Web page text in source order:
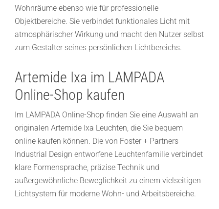
Wohnräume ebenso wie für professionelle
Objektbereiche. Sie verbindet funktionales Licht mit
atmosphärischer Wirkung und macht den Nutzer selbst
zum Gestalter seines persönlichen Lichtbereichs.
Artemide Ixa im LAMPADA
Online-Shop kaufen
Im LAMPADA Online-Shop finden Sie eine Auswahl an
originalen Artemide Ixa Leuchten, die Sie bequem
online kaufen können. Die von Foster + Partners
Industrial Design entworfene Leuchtenfamilie verbindet
klare Formensprache, präzise Technik und
außergewöhnliche Beweglichkeit zu einem vielseitigen
Lichtsystem für moderne Wohn- und Arbeitsbereiche.